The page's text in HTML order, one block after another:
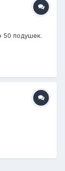
50 подушек.